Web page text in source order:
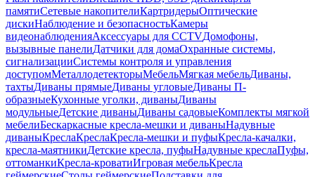
памятиСетевые накопителиКартридерыОптические
дискиНаблюдение и безопасностьКамеры
видеонаблюденияАксессуары для CCTVДомофоны,
вызывные панелиДатчики для домаОхранные системы,
сигнализацииСистемы контроля и управления
доступомМеталлодетекторыМебельМягкая мебельДиваны,
тахтыДиваны прямыеДиваны угловыеДиваны П-
образныеКухонные уголки, диваныДиваны
модульныеДетские диваныДиваны садовыеКомплекты мягкой
мебелиБескаркасные кресла-мешки и диваныНадувные
диваныКреслаКреслаКресла-мешки и пуфыКресла-качалки,
кресла-маятникиДетские кресла, пуфыНадувные креслаПуфы,
оттоманкиКресла-кроватиИгровая мебельКресла